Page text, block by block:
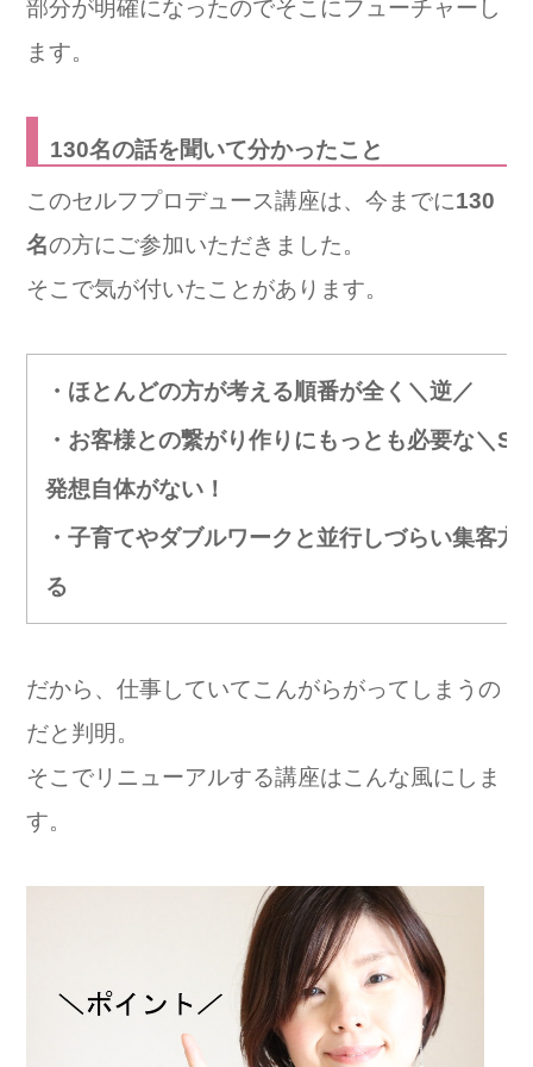
部分が明確になったのでそこにフューチャーし
ます。
130名の話を聞いて分かったこと
このセルフプロデュース講座は、今までに130
名の方にご参加いただきました。
そこで気が付いたことがあります。
・ほとんどの方が考える順番が全く＼逆／
・お客様との繋がり作りにもっとも必要な＼
発想自体がない！
・子育てやダブルワークと並行しづらい集客方
る
だから、仕事していてこんがらがってしまうの
だと判明。
そこでリニューアルする講座はこんな風にしま
す。